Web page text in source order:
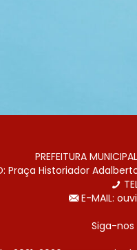
PREFEITURA
Praça Historiador
E-MAIL:
Siga-nos